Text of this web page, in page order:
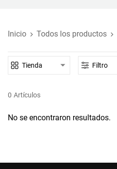
Inicio Todos los productos
0 Artículos
Tienda Filtro
No se encontraron resultados.